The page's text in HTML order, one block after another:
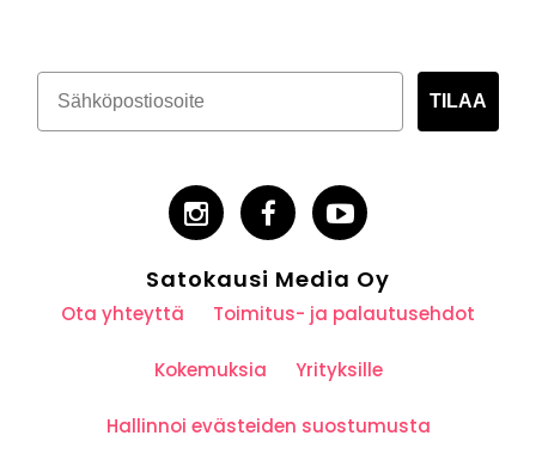
TILAA
Satokausi Media Oy
Ota yhteyttä Toimitus- ja palautusehdot
Kokemuksia Yrityksille
Hallinnoi evästeiden suostumusta